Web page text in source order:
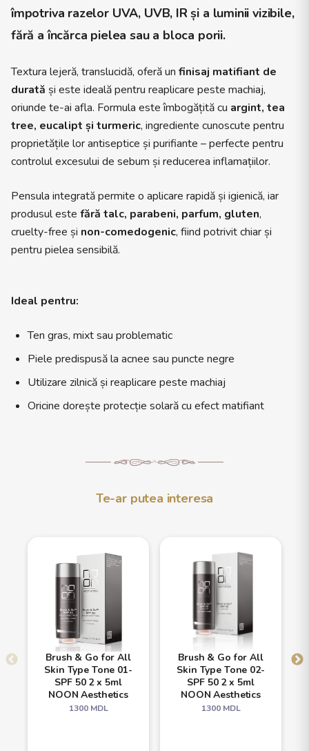
împotriva razelor UVA, UVB, IR și a luminii vizibile,
fără a încărca pielea sau a bloca porii.
Textura lejeră, translucidă, oferă un finisaj matifiant de
durată și este ideală pentru reaplicare peste machiaj,
oriunde te-ai afla. Formula este îmbogățită cu argint, tea
tree, eucalipt și turmeric, ingrediente cunoscute pentru
proprietățile lor antiseptice și purifiante – perfecte pentru
controlul excesului de sebum și reducerea inflamațiilor.
Pensula integrată permite o aplicare rapidă și igienică, iar
produsul este fără talc, parabeni, parfum, gluten,
cruelty-free și non-comedogenic, fiind potrivit chiar și
pentru pielea sensibilă.
Ideal pentru:
Ten gras, mixt sau problematic
Piele predispusă la acnee sau puncte negre
Utilizare zilnică și reaplicare peste machiaj
Oricine dorește protecție solară cu efect matifiant
Te-ar putea interesa
Brush & Go for All
Skin Type Tone 01-
SPF 50 2 x 5ml
NOON Aesthetics
1300MDL
Brush & Go for All
Skin Type Tone 02-
SPF 50 2 x 5ml
NOON Aesthetics
1300MDL